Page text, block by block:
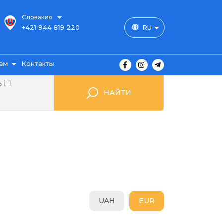
Словакия
+421 944 819 220 RU
Контакты
НАЙТИ
EUR
UAH